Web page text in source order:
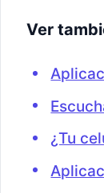
Ver
¿Tu